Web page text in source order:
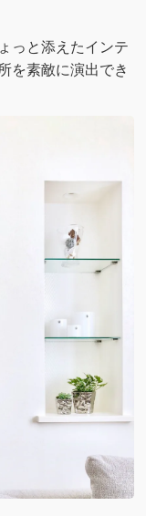
っと添えたインテ
を素敵に演出でき